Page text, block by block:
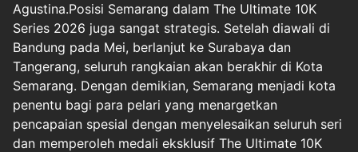
Agustina.Posisi Semarang dalam The Ultimate 10K
Series 2026 juga sangat strategis. Setelah diawali di
Bandung pada Mei, berlanjut ke Surabaya dan
Tangerang, seluruh rangkaian akan berakhir di Kota
Semarang. Dengan demikian, Semarang menjadi kota
penentu bagi para pelari yang menargetkan
pencapaian spesial dengan menyelesaikan seluruh seri
dan memperoleh medali eksklusif The Ultimate 10K